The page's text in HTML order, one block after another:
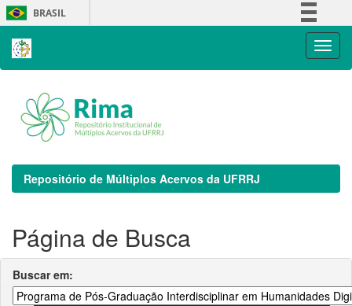
Skip
navigation
BRASIL
Repositório de Múltiplos Acervos da UFRRJ
Página de Busca
Buscar em: